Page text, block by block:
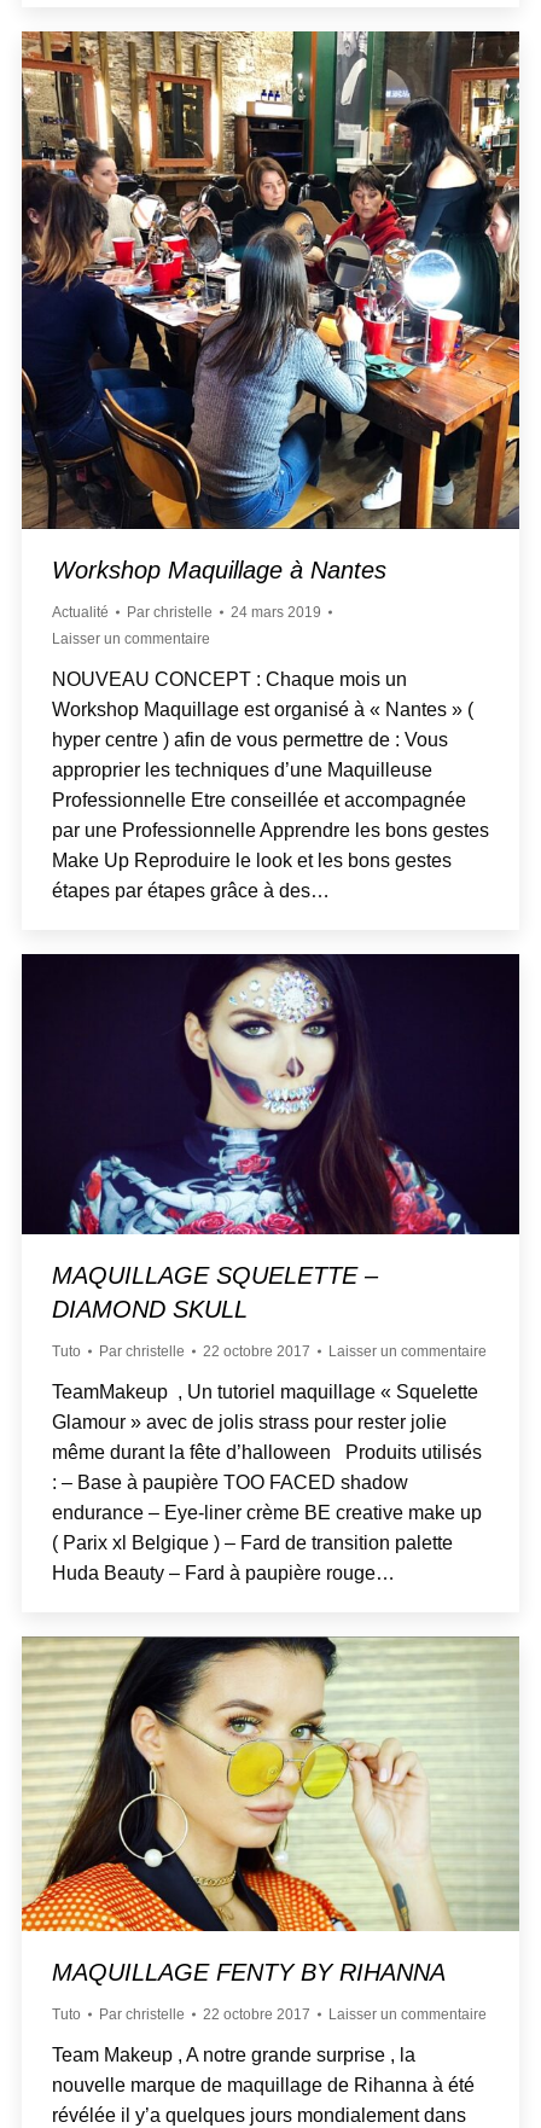
Workshop Maquillage à Nantes
Actualité Par christelle
24 mars 2019
Laisser un commentaire
NOUVEAU CONCEPT : Chaque mois un
Workshop Maquillage est organisé à « Nantes » (
hyper centre ) afin de vous permettre de : Vous
approprier les techniques d’une Maquilleuse
Professionnelle Etre conseillée et accompagnée
par une Professionnelle Apprendre les bons gestes
Make Up Reproduire le look et les bons gestes
étapes par étapes grâce à des…
MAQUILLAGE SQUELETTE –
DIAMOND SKULL
Tuto Par christelle 22 octobre 2017 Laisser un commentaire
TeamMakeup , Un tutoriel maquillage « Squelette
Glamour » avec de jolis strass pour rester jolie
même durant la fête d’halloween Produits utilisés
: – Base à paupière TOO FACED shadow
endurance – Eye-liner crème BE creative make up
( Parix xl Belgique ) – Fard de transition palette
Huda Beauty – Fard à paupière rouge…
MAQUILLAGE FENTY BY RIHANNA
Tuto Par christelle 22 octobre 2017 Laisser un commentaire
Team Makeup , A notre grande surprise , la
nouvelle marque de maquillage de Rihanna à été
révélée il y’a quelques jours mondialement dans